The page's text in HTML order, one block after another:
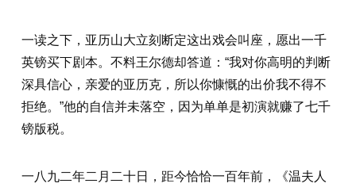
一读之下，亚历山大立刻断定这出戏会叫座，愿出一千
英镑买下剧本。不料王尔德却答道：“我对你高明的判断
深具信心，亲爱的亚历克，所以你慷慨的出价我不得不
拒绝。”他的自信并未落空，因为单单是初演就赚了七千
镑版税。
一八九二年二月二十日，距今恰恰一百年前，《温夫人